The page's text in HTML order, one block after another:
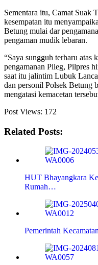
Sementara itu, Camat Suak
kesempatan itu
Betung mulai dar
pengaman mudik lebaran.
“Saya sungguh terharu atas
pengamanan Pileg, Pilpres
saat itu jalintim Lubuk
dan personil Polsek Betung
mengatasi kemacetan
Post Views: 172
Related Posts:
HUT Bhayangkara
Rumah…
Pemerintah